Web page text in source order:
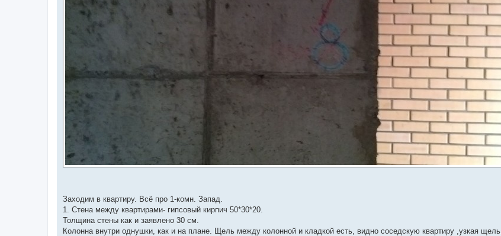
Заходим в квартиру. Всё про 1-комн. Запад.
1. Стена между квартирами- гипсовый кирпич 50*30*20.
Толщина стены как и заявлено 30 см.
Колонна внутри однушки, как и на плане. Щель между колонной и кладкой есть, видно соседскую квартиру ,узкая щель.